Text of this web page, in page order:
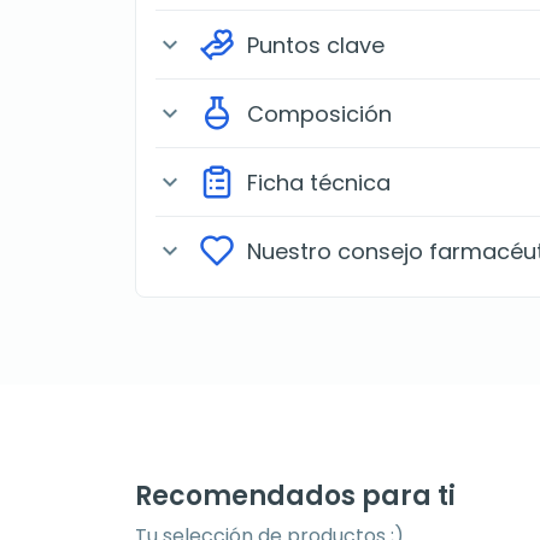
expand_more Puntos clave
expand_more Composición
expand_more Ficha técnica
expand_more Nuestro consejo
Recomendados para ti